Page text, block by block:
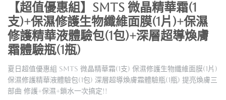
【超值優惠組】sMTS 微晶精華霜(1
支)+保濕修護生物纖維面膜(1片)+保濕
修護精華液體驗包(1包)+深層超導煥膚
霜體驗瓶(1瓶)
夏日超值優惠組 sMTS 微晶精華霜(1支) 保濕修護生物纖維面膜(1片)
保濕修護精華液體驗包(1包) 深層超導煥膚霜體驗瓶(1瓶) 提亮煥膚三
部曲 修護+保濕+鎖水一次搞定!!